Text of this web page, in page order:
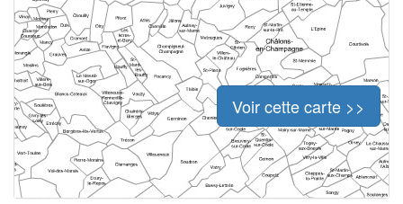
Voir cette carte >>